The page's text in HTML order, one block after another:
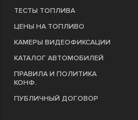
ТЕСТЫ ТОПЛИВА
ЦЕНЫ НА ТОПЛИВО
КАМЕРЫ ВИДЕОФИКСАЦИИ
КАТАЛОГ АВТОМОБИЛЕЙ
ПРАВИЛА И ПОЛИТИКА
КОНФ.
ПУБЛИЧНЫЙ ДОГОВОР